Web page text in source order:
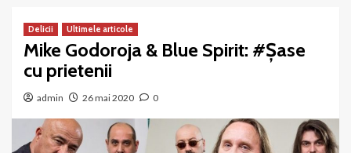
Delicii Ultimele articole
Mike Godoroja & Blue Spirit: #Șase
cu prietenii
admin 26 mai 2020 0